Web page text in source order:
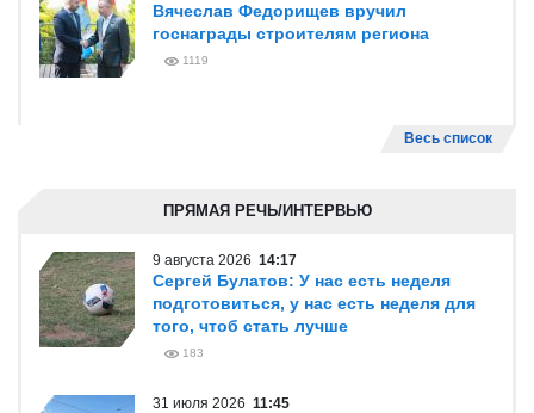
Вячеслав Федорищев вручил
госнаграды строителям региона
1119
Весь список
ПРЯМАЯ РЕЧЬ/ИНТЕРВЬЮ
9 августа 2026 14:17
Сергей Булатов: У нас есть неделя
подготовиться, у нас есть неделя для
того, чтоб стать лучше
183
31 июля 2026 11:45